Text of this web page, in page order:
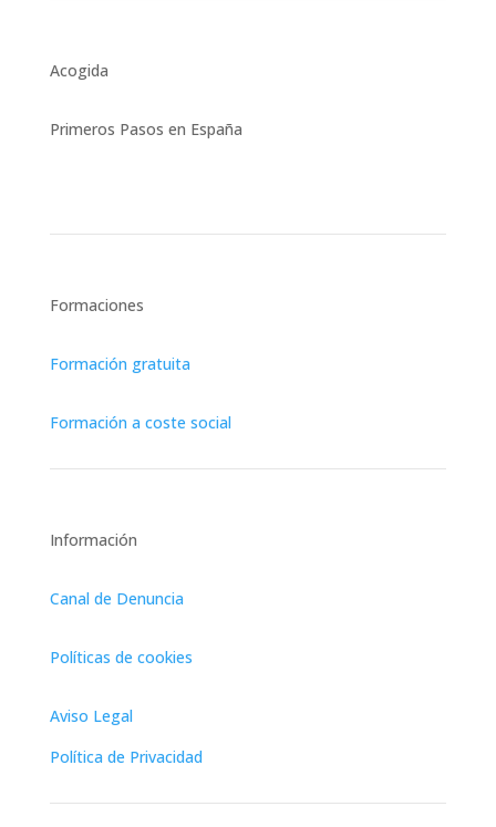
Acogida
Primeros Pasos en España
Formaciones
Formación gratuita
Formación a coste social
Información
Canal de Denuncia
Políticas de cookies
Aviso Legal
Política de Privacidad